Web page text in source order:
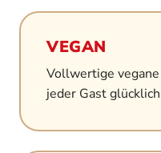
VEGAN
Vollwertige
jeder Gast